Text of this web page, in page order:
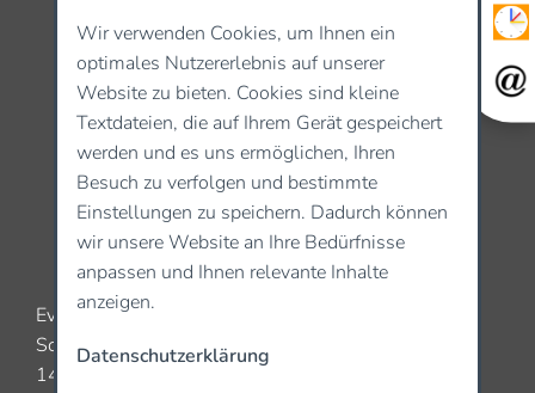
Evangelische Gesamtschule Kleinmachnow
Schwarzer Weg 5
14532 Kleinmachnow
Wir verwenden Cookies, um Ihnen ein
optimales Nutzererlebnis auf unserer
Website zu bieten. Cookies sind kleine
Textdateien, die auf Ihrem Gerät gespeichert
werden und es uns ermöglichen, Ihren
Besuch zu verfolgen und bestimmte
Einstellungen zu speichern. Dadurch können
wir unsere Website an Ihre Bedürfnisse
anpassen und Ihnen relevante Inhalte
anzeigen.
Datenschutzerklärung